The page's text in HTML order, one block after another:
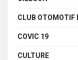
CLUB OTOMOTIF
COVIC 19
CULTURE